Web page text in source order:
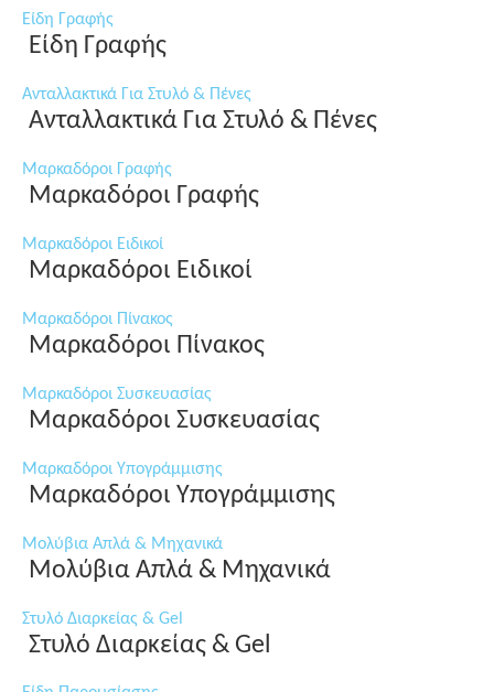
Είδη Γραφής
Είδη Γραφής
Ανταλλακτικά Για Στυλό & Πένες
Ανταλλακτικά Για Στυλό & Πένες
Μαρκαδόροι Γραφής
Μαρκαδόροι Γραφής
Μαρκαδόροι Ειδικοί
Μαρκαδόροι Ειδικοί
Μαρκαδόροι Πίνακος
Μαρκαδόροι Πίνακος
Μαρκαδόροι Συσκευασίας
Μαρκαδόροι Συσκευασίας
Μαρκαδόροι Υπογράμμισης
Μαρκαδόροι Υπογράμμισης
Μολύβια Απλά & Μηχανικά
Μολύβια Απλά & Μηχανικά
Στυλό Διαρκείας & Gel
Στυλό Διαρκείας & Gel